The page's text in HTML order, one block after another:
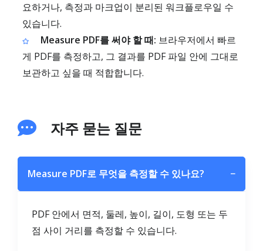
요하거나, 측정과 마크업이 분리된 워크플로우일 수
있습니다.
Measure PDF를 써야 할 때: 브라우저에서 빠르
게 PDF를 측정하고, 그 결과를 PDF 파일 안에 그대로
보관하고 싶을 때 적합합니다.
자주 묻는 질문
Measure PDF로 무엇을 측정할 수 있나요? −
PDF 안에서 면적, 둘레, 높이, 길이, 도형 또는 두
점 사이 거리를 측정할 수 있습니다.